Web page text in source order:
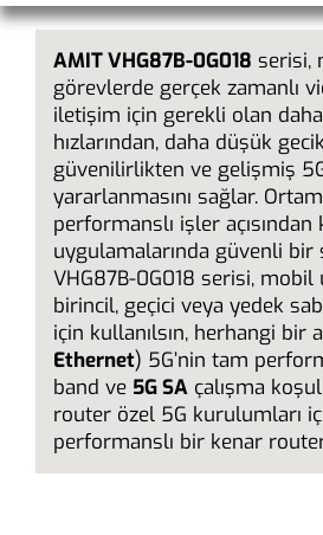
AMIT VHG87B-0G018 serisi,
görevlerde gerçek zamanlı
iletişim için gerekli olan
hızlarından, daha düşük
güvenilirlikten ve gelişmiş
yararlanmasını sağlar.
performanslı işler açısından
uygulamalarında güvenli bir
VHG87B-0G018 serisi,
birincil, geçici veya yedek
için kullanılsın, herhangi bir
Ethernet) 5G’nin tam
band ve 5G SA çalışma
router özel 5G kurulumları
performanslı bir kenar router